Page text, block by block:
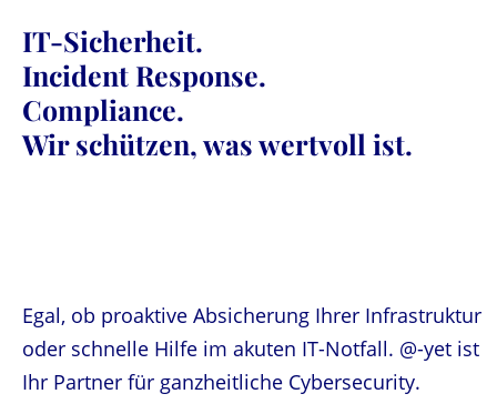
IT-Sicherheit.
Incident Response.
Compliance.
Wir schützen, was wertvoll ist.
Egal, ob proaktive Absicherung Ihrer Infrastruktur
oder schnelle Hilfe im akuten IT-Notfall. @-yet ist
Ihr Partner für ganzheitliche Cybersecurity.